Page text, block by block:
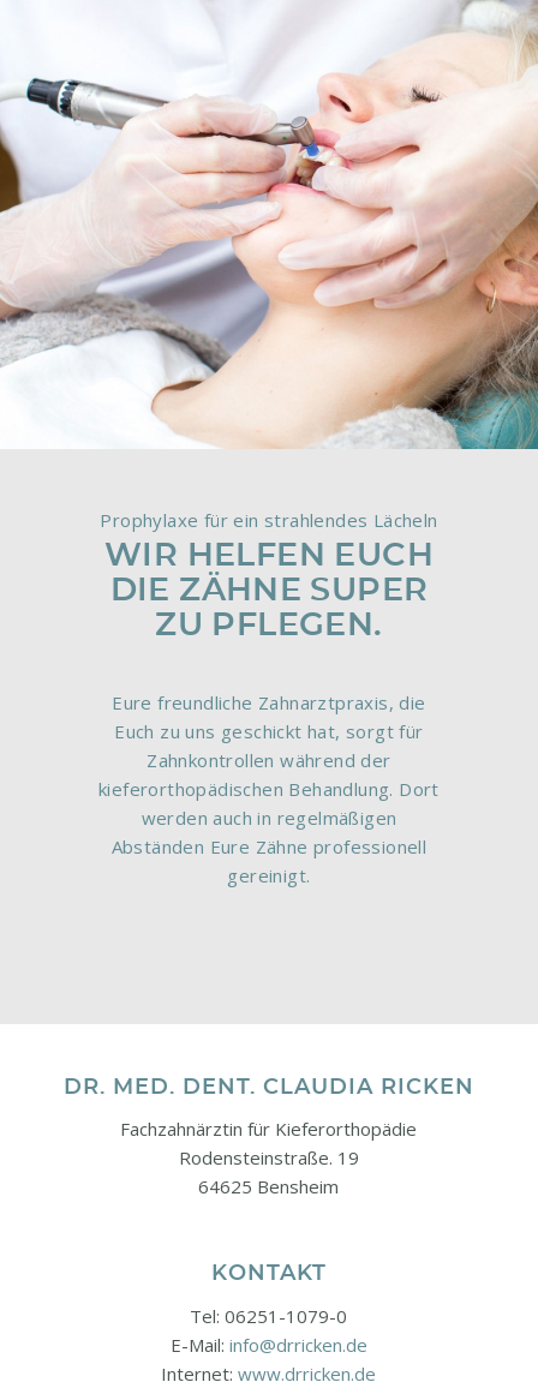
Prophylaxe für ein strahlendes Lächeln
WIR HELFEN EUCH
DIE ZÄHNE SUPER
ZU PFLEGEN.
Eure freundliche Zahnarztpraxis, die
Euch zu uns geschickt hat, sorgt für
Zahnkontrollen während der
kieferorthopädischen Behandlung. Dort
werden auch in regelmäßigen
Abständen Eure Zähne professionell
gereinigt.
DR. MED. DENT. CLAUDIA RICKEN
Fachzahnärztin für Kieferorthopädie
Rodensteinstraße. 19
64625 Bensheim
KONTAKT
Tel: 06251-1079-0
E-Mail: info@drricken.de
Internet:www.drricken.de